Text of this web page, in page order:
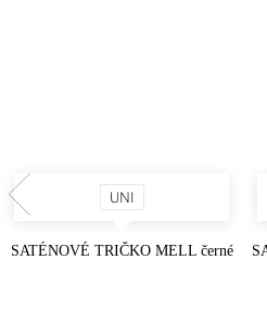
SATÉNOVÉ TRIČKO MELL černé
UNI